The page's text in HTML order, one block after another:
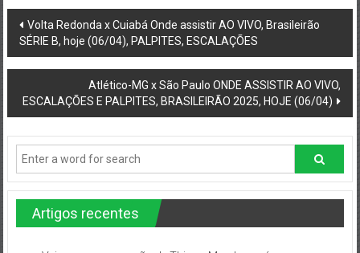
Post
navigation
Volta Redonda x Cuiabá Onde assistir AO VIVO, Brasileirão
SÉRIE B, hoje (06/04), PALPITES, ESCALAÇÕES
Atlético-MG x São Paulo ONDE ASSISTIR AO VIVO,
ESCALAÇÕES E PALPITES, BRASILEIRÃO 2025, HOJE (06/04)
Artigos recentes